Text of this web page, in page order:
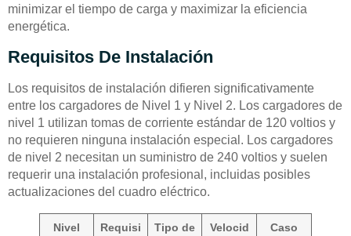
minimizar el tiempo de carga y maximizar la eficiencia
energética.
Requisitos De Instalación
Los requisitos de instalación difieren significativamente
entre los cargadores de Nivel 1 y Nivel 2. Los cargadores de
nivel 1 utilizan tomas de corriente estándar de 120 voltios y
no requieren ninguna instalación especial. Los cargadores
de nivel 2 necesitan un suministro de 240 voltios y suelen
requerir una instalación profesional, incluidas posibles
actualizaciones del cuadro eléctrico.
Nivel
Requisi
Tipo de
Velocid
Caso